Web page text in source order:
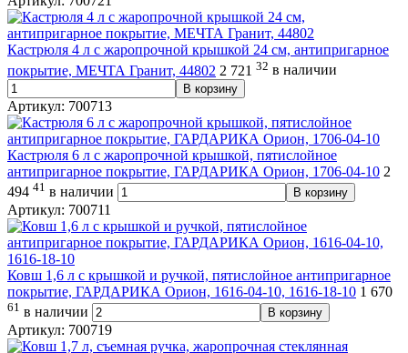
Кастрюля 4 л с жаропрочной крышкой 24 см, антипригарное
покрытие, МЕЧТА Гранит, 44802 2 721 32 в наличии
В корзину
Артикул: 700713
Кастрюля 6 л с жаропрочной крышкой, пятислойное
антипригарное покрытие, ГАРДАРИКА Орион, 1706-04-10 2
494 41 в наличии В корзину
Артикул: 700711
Ковш 1,6 л с крышкой и ручкой, пятислойное антипригарное
покрытие, ГАРДАРИКА Орион, 1616-04-10, 1616-18-10 1 670
61 в наличии В корзину
Артикул: 700719